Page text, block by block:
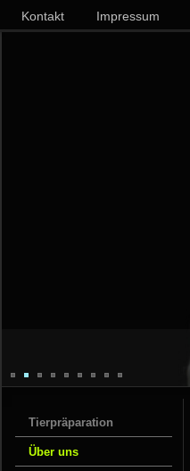
Kontakt Impressum
Tierpräparation
Über uns